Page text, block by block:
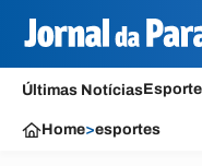
Últimas Notícias
Home>esportes